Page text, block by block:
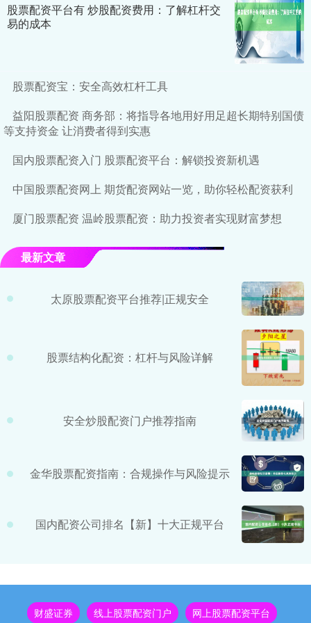
股票配资平台有 炒股配资费用：了解杠杆交
易的成本
股票配资宝：安全高效杠杆工具
益阳股票配资 商务部：将指导各地用好用足超长期特别国债
等支持资金 让消费者得到实惠
国内股票配资入门 股票配资平台：解锁投资新机遇
中国股票配资网上 期货配资网站一览，助你轻松配资获利
厦门股票配资 温岭股票配资：助力投资者实现财富梦想
最新文章
太原股票配资平台推荐|正规安全
股票结构化配资：杠杆与风险详解
安全炒股配资门户推荐指南
金华股票配资指南：合规操作与风险提示
国内配资公司排名【新】十大正规平台
财盛证券 线上股票配资门户 网上股票配资平台